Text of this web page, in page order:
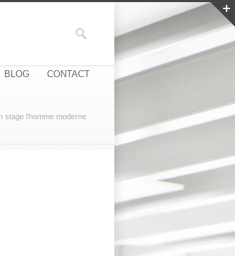
BLOG CONTACT
stage l’homme moderne